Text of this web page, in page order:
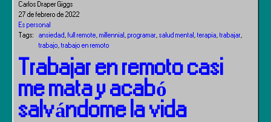
Carlos Draper Giggs
27 de febrero de 2022
Es personal
Tags:
ansiedad full remote millennial programar salud mental terapia trabajar
trabajo trabajo en remoto
Trabajar en remoto casi
me mata y acabó
salvándome la vida